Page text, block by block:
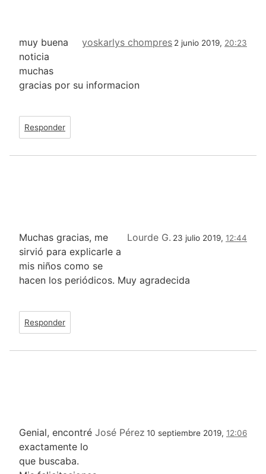
yoskarlys chompres 2 junio 2019, 20:23
muy buena
noticia
muchas
gracias por su informacion
Responder
Lourde G. 23 julio 2019, 12:44
Muchas gracias, me
sirvió para explicarle a
mis niños como se
hacen los periódicos. Muy agradecida
Responder
José Pérez 10 septiembre 2019, 12:06
Genial, encontré
exactamente lo
que buscaba.